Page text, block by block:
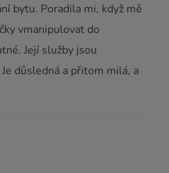
bytu. Poradila mi, když mě
vmanipulovat do
Její služby jsou
důsledná a přitom milá, a